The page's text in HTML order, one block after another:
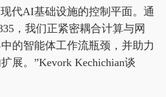
代AI基础设施的控制平面。通
，我们正紧密耦合计算与网
的智能体工作流瓶颈，并助力
展。”Kevork Kechichian谈